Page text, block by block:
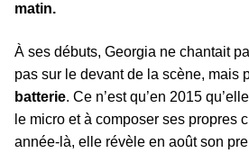
matin.
À ses débuts, Georgia ne chantait
pas sur le devant de la scène, mais
batterie. Ce n’est qu’en 2015
le micro et à composer ses propres
année-là, elle révèle en août son